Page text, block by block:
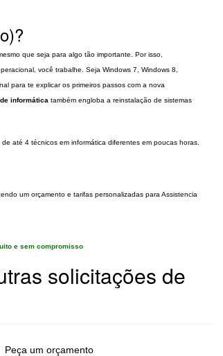
que seja para algo tão importante. Por isso,
você trabalhe. Seja Windows 7, Windows 8,
para te explicar os primeiros passos com a nova
informática também engloba a reinstalação de sistemas
até 4 técnicos em informática diferentes em poucas horas.
um orçamento e tarifas personalizadas para Assistencia
e sem compromisso
solicitações de
Peça um orçamento